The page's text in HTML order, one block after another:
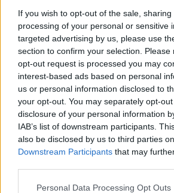
If you wish to opt-out of the sale,
processing of your personal or sensitive
targeted advertising by us, please use
section to confirm your selection.
opt-out request is processed you may
interest-based ads based on personal
us or personal information disclosed to
your opt-out. You may separately opt-
disclosure of your personal information
IAB’s list of downstream participants.
also be disclosed by us to third parties
Downstream Participants that may
Please note that this website/app uses
Personal Data Processing Opt Outs
Στο λιμάνι τουΠειραιά
Παρασκευή 24/4 για πρώτη
«Κίμων», η οποία αποτελεί τη
του ελληνικού Πολεμικού
προσελκύοντας το
βρέθηκαν στην περιοχή.
Ο λόγος της άφιξης της
Belharraστον Πειραιά είναι η
προγραμματισμένη επίσκεψη
Μητσοτάκη και του
Σάββατο.